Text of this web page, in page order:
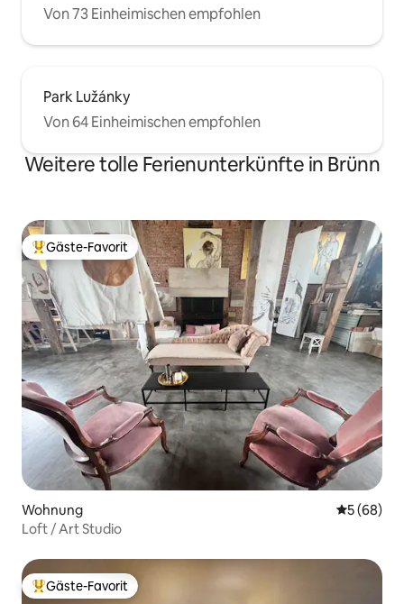
Von 73 Einheimischen empfohlen
Park Lužánky
Von 64 Einheimischen empfohlen
Weitere tolle Ferienunterkünfte in Brünn
Beliebter Gäste-Favorit.
Gäste-Favorit
Wohnung
5 (68)
Loft / Art Studio
Beliebter Gäste-Favorit.
Gäste-Favorit